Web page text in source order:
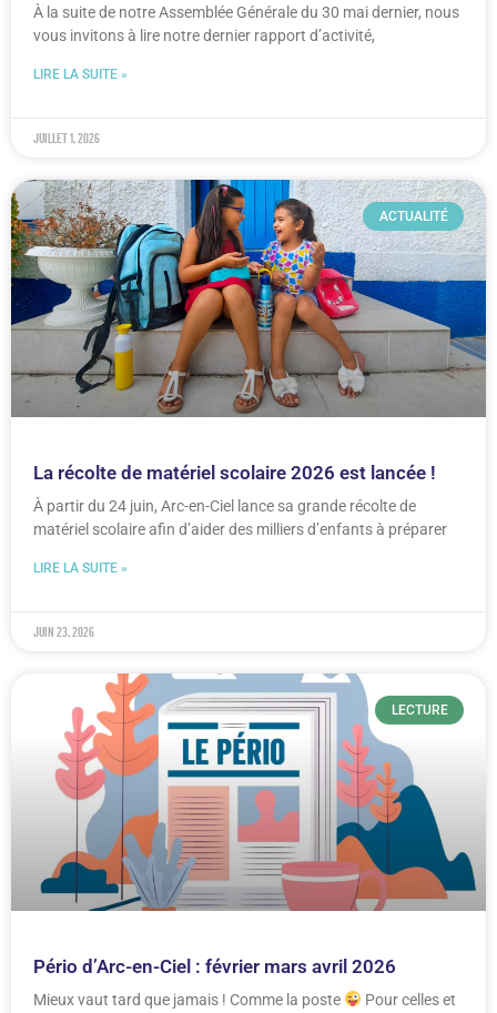
À la suite de notre Assemblée Générale du 30 mai dernier, nous
vous invitons à lire notre dernier rapport d’activité,
LIRE LA SUITE »
juillet 1, 2026
ACTUALITÉ
La récolte de matériel scolaire 2026 est lancée !
À partir du 24 juin, Arc-en-Ciel lance sa grande récolte de
matériel scolaire afin d’aider des milliers d’enfants à préparer
LIRE LA SUITE »
juin 23, 2026
LECTURE
Pério d’Arc-en-Ciel : février mars avril 2026
Mieux vaut tard que jamais ! Comme la poste
Pour celles et